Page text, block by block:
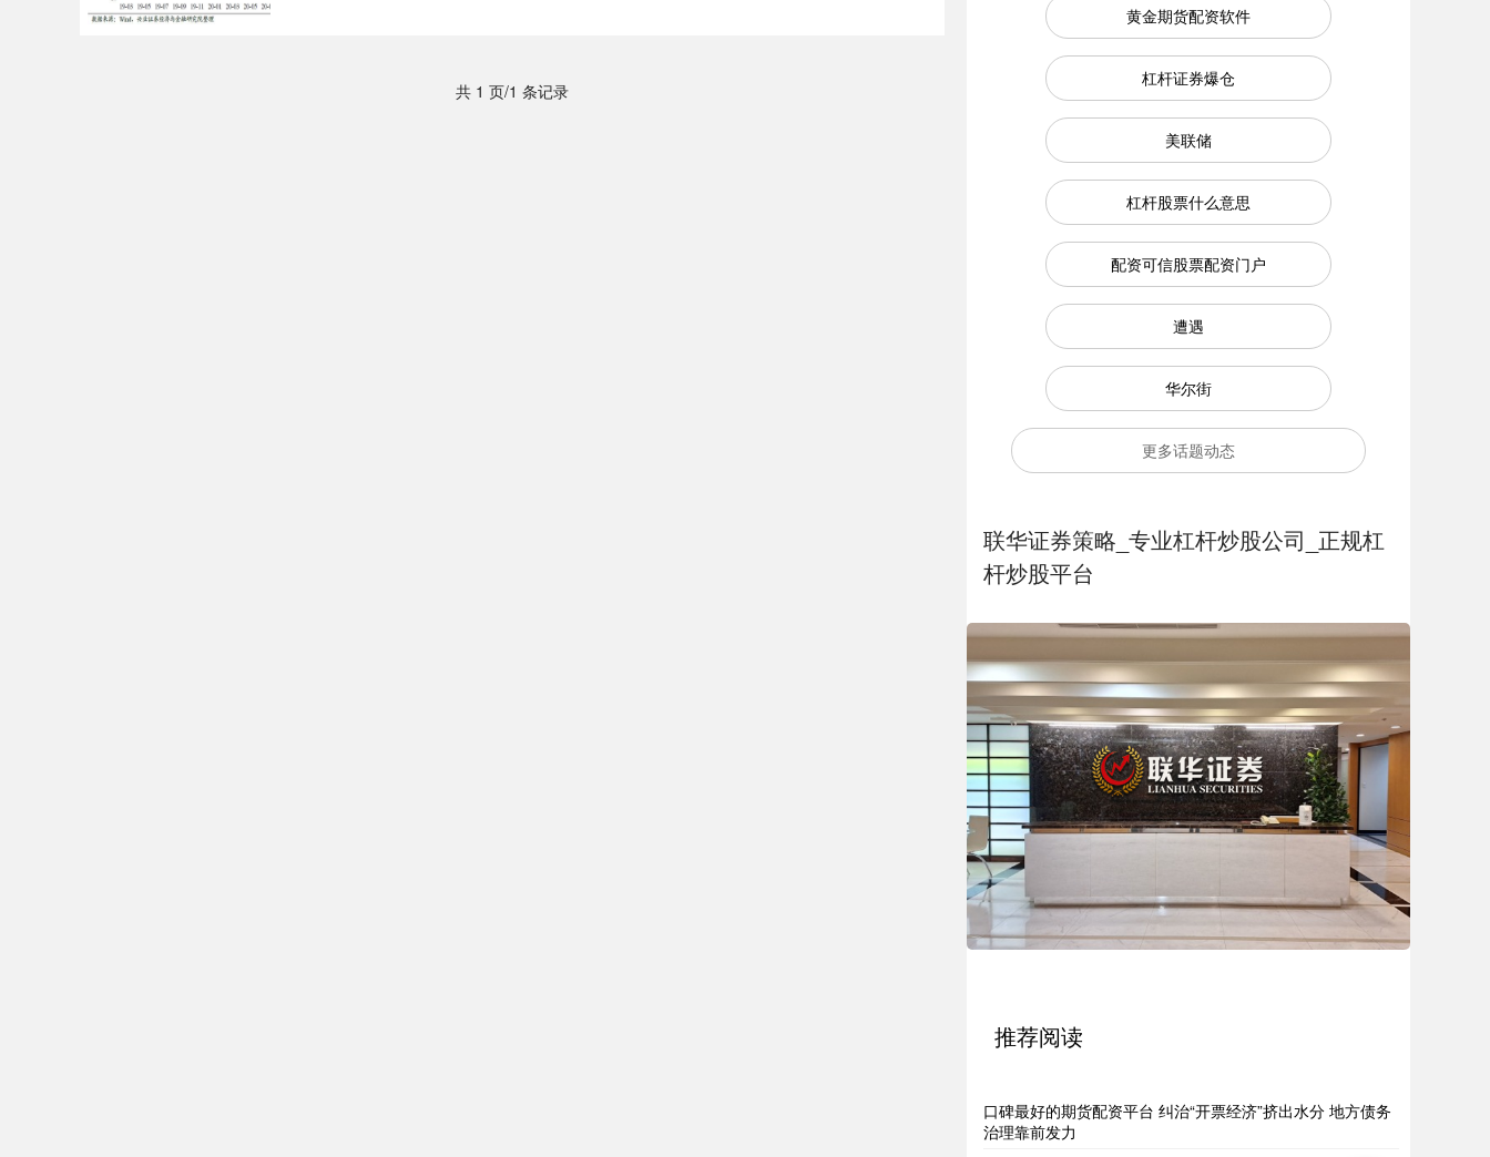
共 1 页/1 条记录
黄金期货配资软件
杠杆证券爆仓
美联储
杠杆股票什么意思
配资可信股票配资门户
遭遇
华尔街
更多话题动态
联华证券策略_专业杠杆炒股公司_正规杠
杆炒股平台
推荐阅读
口碑最好的期货配资平台 纠治“开票经济”挤出水分 地方债务
治理靠前发力